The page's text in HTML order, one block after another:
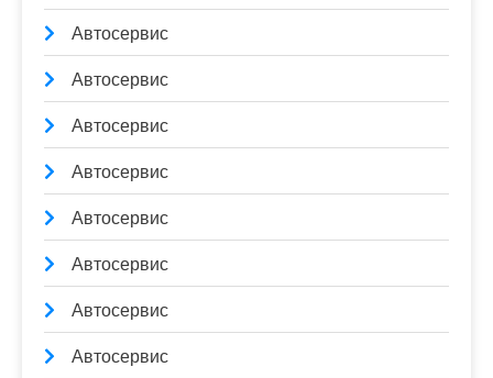
Автосервис
Автосервис
Автосервис
Автосервис
Автосервис
Автосервис
Автосервис
Автосервис